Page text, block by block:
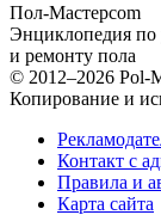
Пол-Мастерcom
Энциклопедия по
и ремонту пола
© 2012–2026 Pol-
Копирование и
Контакт с
Правила и
Карта сайта